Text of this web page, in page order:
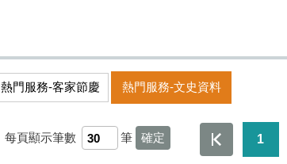
熱門服務-客家節慶 熱門服務-文史資料
每頁顯示筆數 筆 1